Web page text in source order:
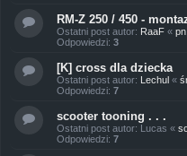
RM-Z 250 / 450 -
Ostatni post autor: RaaF «
Odpowiedzi: 3
[K] cross dla dziecka
Ostatni post autor: Lechul «
Odpowiedzi: 7
scooter tooning . . .
Ostatni post autor: Lucas «
Odpowiedzi: 7